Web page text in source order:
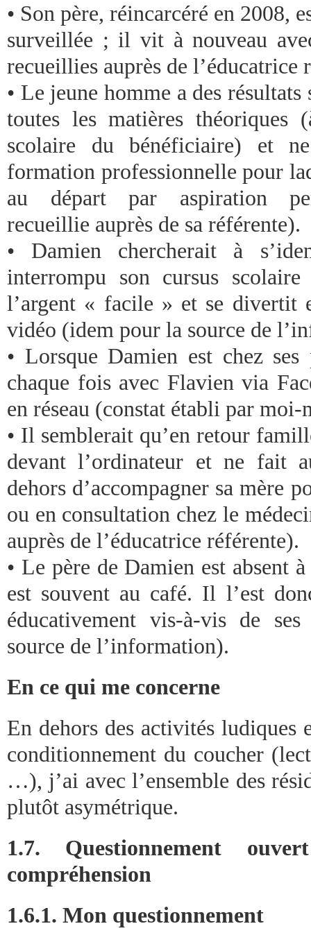
• Son père, réincarcéré en 2008,
surveillée ; il vit à nouveau
recueillies auprès de l’éducatrice
• Le jeune homme a des
toutes les matières théoriques
scolaire du bénéficiaire) et
formation professionnelle pour
au départ par aspiration
recueillie auprès de sa référente).
• Damien chercherait à
interrompu son cursus
l’argent « facile » et se divertit
vidéo (idem pour la source de
• Lorsque Damien est chez
chaque fois avec Flavien via
en réseau (constat établi par moi-
• Il semblerait qu’en retour
devant l’ordinateur et ne fait
dehors d’accompagner sa mère
ou en consultation chez le
auprès de l’éducatrice référente).
• Le père de Damien est absent
est souvent au café. Il l’est
éducativement vis-à-vis de
source de l’information).
En ce qui me concerne
En dehors des activités ludiques
conditionnement du coucher
…), j’ai avec l’ensemble des
plutôt asymétrique.
1.7. Questionnement
compréhension
1.6.1. Mon questionnement